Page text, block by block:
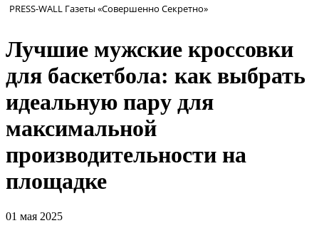
PRESS-WALL Газеты «Совершенно Секретно»
Лучшие мужские кроссовки
для баскетбола: как выбрать
идеальную пару для
максимальной
производительности на
площадке
01 мая 2025